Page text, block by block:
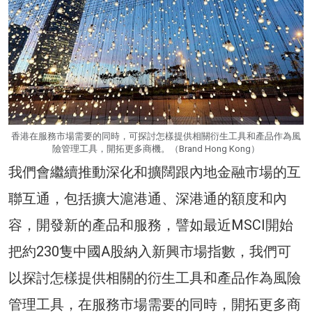
香港在服務市場需要的同時，可探討怎樣提供相關衍生工具和產品作為風
險管理工具，開拓更多商機。（Brand Hong Kong）
我們會繼續推動深化和擴闊跟內地金融市場的互
聯互通，包括擴大滬港通、深港通的額度和內
容，開發新的產品和服務，譬如最近MSCI開始
把約230隻中國A股納入新興市場指數，我們可
以探討怎樣提供相關的衍生工具和產品作為風險
管理工具，在服務市場需要的同時，開拓更多商